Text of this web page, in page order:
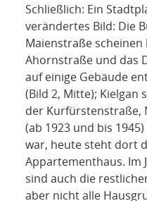
Schließlich: Ein
verändertes Bild: Die
Maienstraße
Ahornstraße und das
auf einige Gebäude
(Bild 2, Mitte); Kielgan
der Kurfürstenstraße,
(ab 1923 und bis
war, heute steht dort
Appartementhaus. Im
sind auch die
aber nicht alle